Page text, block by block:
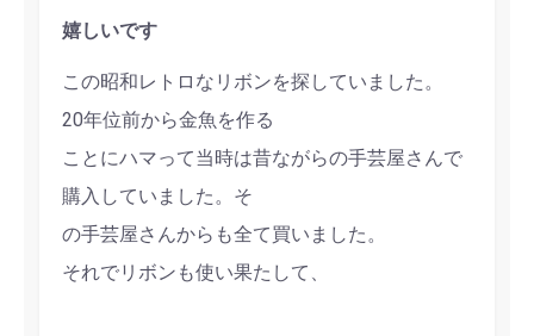
嬉しいです
この昭和レトロなリボンを探していました。
20年位前から金魚を作る
ことにハマって当時は昔ながらの手芸屋さんで
購入していました。そ
の手芸屋さんからも全て買いました。
それでリボンも使い果たして、